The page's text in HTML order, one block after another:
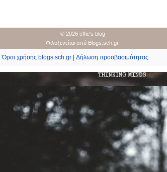
© 2026 effie's blog
Φιλοξενείται από Blogs.sch.gr.
Όροι χρήσης blogs.sch.gr| Δήλωση προσβασιμότητας